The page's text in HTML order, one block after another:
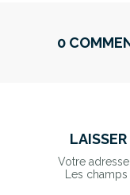
0
Votre
Les